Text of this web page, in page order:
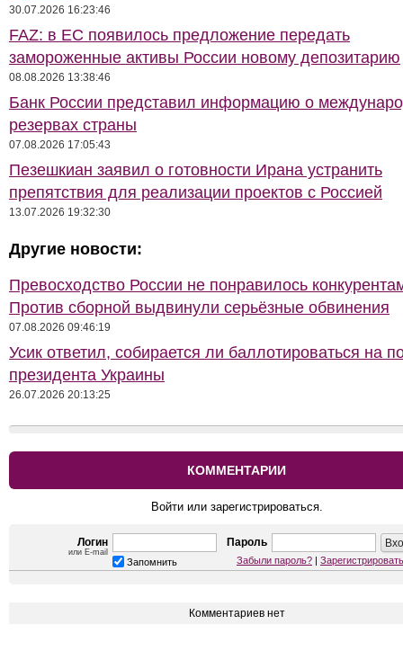
30.07.2026 16:23:46
FAZ: в ЕС появилось предложение передать
замороженные активы России новому депозитарию
08.08.2026 13:38:46
Банк России представил информацию о
резервах страны
07.08.2026 17:05:43
Пезешкиан заявил о готовности Ирана устранить
препятствия для реализации проектов с Россией
13.07.2026 19:32:30
Другие новости:
Превосходство России не понравилось
Против сборной выдвинули серьёзные обвинения
07.08.2026 09:46:19
Усик ответил, собирается ли баллотироваться на
президента Украины
26.07.2026 20:13:25
КОММЕНТАРИИ
Войти или зарегистрироваться.
Логин
или E-mail
Пароль
Запомнить Забыли пароль? |
Комментариев нет